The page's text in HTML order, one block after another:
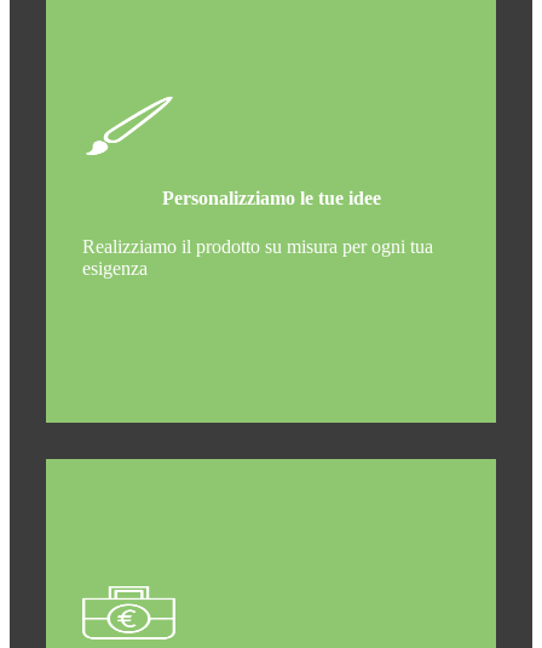
Personalizziamo le tue idee
Realizziamo il prodotto su misura per ogni tua
esigenza